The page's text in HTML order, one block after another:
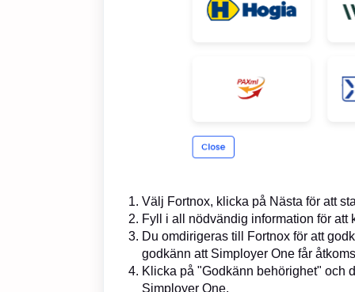
Välj Fortnox, klicka på Nästa för att
Fyll i all nödvändig information för att
Du omdirigeras till Fortnox för att
godkänn att Simployer One får
Klicka på "Godkänn behörighet" och
Simployer One.